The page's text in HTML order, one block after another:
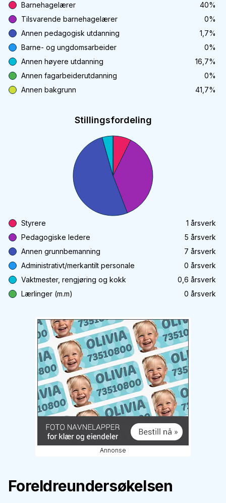
Barnehagelærer 40%
Tilsvarende barnehagelærer
0%
Annen pedagogisk utdanning
1,7%
Barne- og ungdomsarbeider
0%
Annen høyere utdanning
16,7%
Annen fagarbeiderutdanning
0%
Annen bakgrunn
41,7%
Stillingsfordeling
Styrere 1 årsverk
Pedagogiske ledere
5 årsverk
Annen grunnbemanning
7 årsverk
Administrativt/merkantilt personale
0 årsverk
Vaktmester, rengjøring og kokk
0,6 årsverk
Lærlinger (m.m)
0 årsverk
Annonse
Foreldreundersøkelsen